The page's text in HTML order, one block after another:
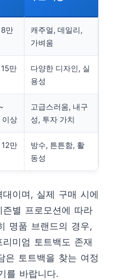
만
캐주얼, 데일리,
가벼움
만
다양한 디자인, 실
용성
이상
고급스러움, 내구
성, 투자 가치
만
방수, 튼튼함, 활
동성
이며, 실제 구매 시에
별 프로모션에 따라
명품 브랜드의 경우,
미엄 토트백도 존재
은 토트백을 찾는 여정
를 바랍니다.